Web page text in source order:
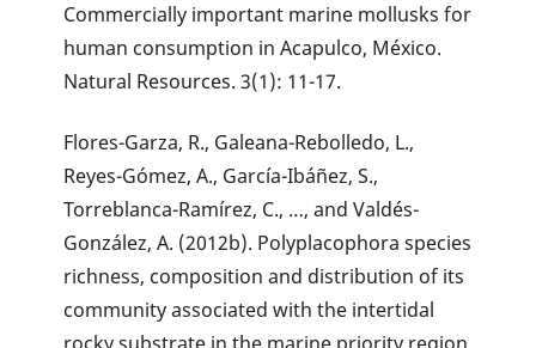
Commercially important marine mollusks for
human consumption in Acapulco, México.
Natural Resources. 3(1): 11-17.
Flores-Garza, R., Galeana-Rebolledo, L.,
Reyes-Gómez, A., García-Ibáñez, S.,
Torreblanca-Ramírez, C., …, and Valdés-
González, A. (2012b). Polyplacophora species
richness, composition and distribution of its
community associated with the intertidal